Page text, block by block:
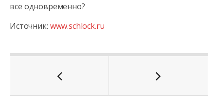
все одновременно?
Источник: www.schlock.ru